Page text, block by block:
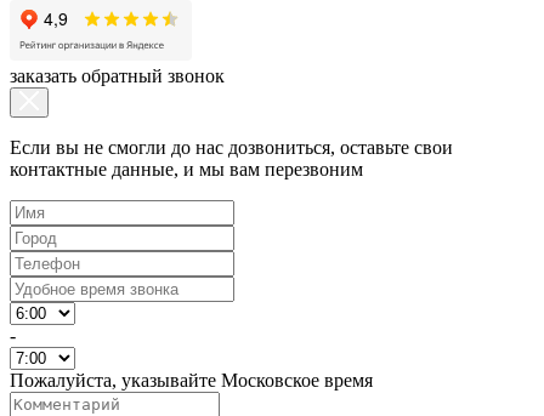
заказать обратный звонок
Если вы не смогли до нас дозвониться, оставьте свои
контактные данные, и мы вам перезвоним
-
Пожалуйста, указывайте Московское время